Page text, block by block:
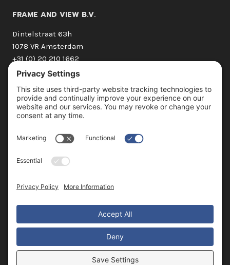
FRAME AND VIEW B.V.
Dintelstraat 63h
1078 VR Amsterdam
+31 (0) 20 210 1662
The Netherlands
ONZE DIENSTEN
3D Beelden
3D Animaties
360° Virtual Tours